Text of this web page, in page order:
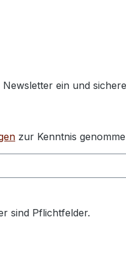
ein und
zur Kenntnis
sind Pflichtfelder.